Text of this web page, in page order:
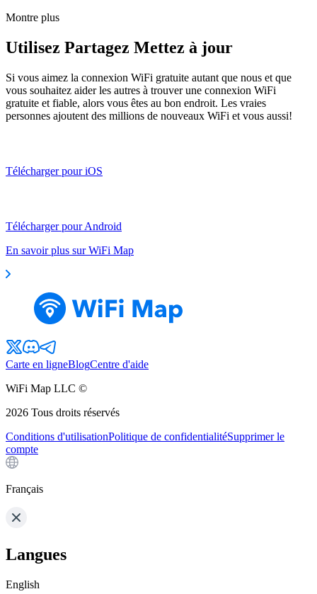
Montre plus
Utilisez Partagez Mettez à jour
Si vous aimez la connexion WiFi gratuite autant que nous et que
vous souhaitez aider les autres à trouver une connexion WiFi
gratuite et fiable, alors vous êtes au bon endroit. Les vraies
personnes ajoutent des millions de nouveaux WiFi et vous aussi!
Télécharger pour iOS
Télécharger pour Android
En savoir plus sur WiFi Map
Carte en ligneBlogCentre d'aide
WiFi Map LLC ©
2026 Tous droits réservés
Conditions d'utilisationPolitique de confidentialitéSupprimer le
compte
Français
Langues
English